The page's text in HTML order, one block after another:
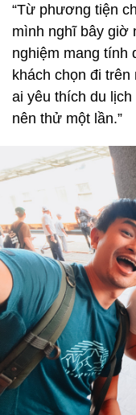
“Từ phương tiện
mình nghĩ bây giờ
nghiệm mang tính
khách chọn đi
ai yêu thích du
nên thử một lần.”